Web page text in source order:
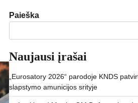
Paieška
Naujausi įrašai
„Eurosatory 2026“ parodoje KNDS
slapstymo amunicijos srityje